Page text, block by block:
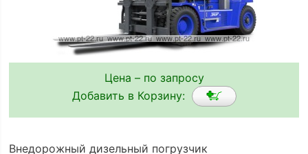
Цена – по запросу
Добавить в Корзину:
Внедорожный дизельный погрузчик